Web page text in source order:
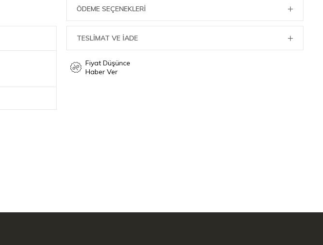
ÖDEME SEÇENEKLERI
TESLİMAT VE İADE
Fiyat Düşünce
Haber Ver